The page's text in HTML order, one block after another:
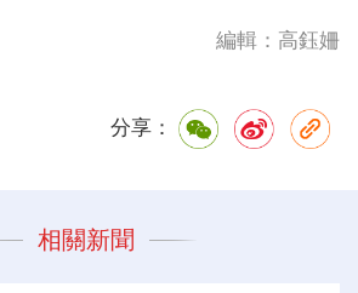
編輯：高鈺姍
分享：
相關新聞